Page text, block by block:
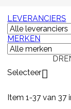
LEVERANCIERS
MERKEN
Selecteer
Item 1-37 van 37